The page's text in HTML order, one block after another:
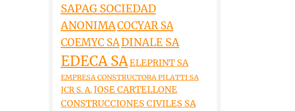
SAPAG SOCIEDAD
ANONIMACOCYAR SA
COEMYC SADINALE SA
EDECA SAELEPRINT SA
EMPRESA CONSTRUCTORA PILATTI SA
JCR S. A.JOSE CARTELLONE
CONSTRUCCIONES CIVILES SA